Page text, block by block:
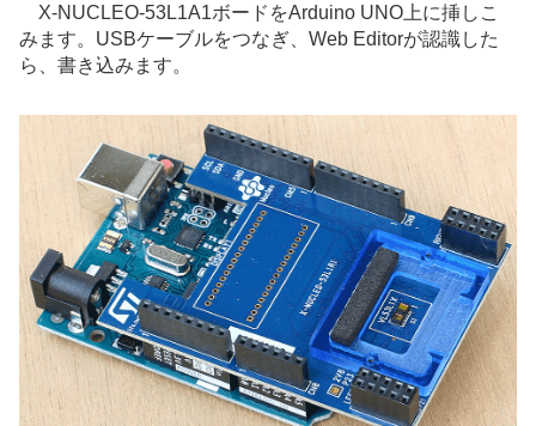
X-NUCLEO-53L1A1ボードをArduino UNO上に挿しこ
みます。USBケーブルをつなぎ、Web Editorが認識した
ら、書き込みます。